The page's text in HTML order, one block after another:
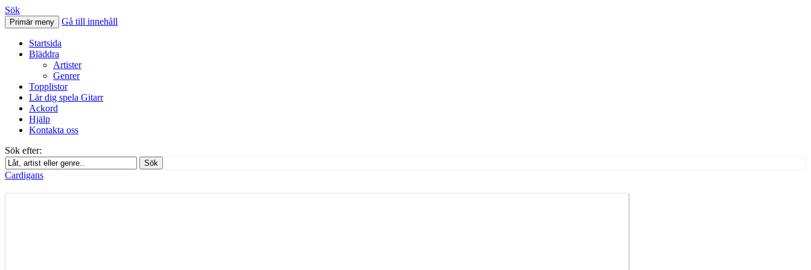
Svenskatabs.se
Sök
Primär meny Gå till innehåll
Startsida
Bläddra
Artister
Genrer
Topplistor
Lär dig spela Gitarr
Ackord
Hjälp
Kontakta oss
Sök efter:
Sök
Cardigans